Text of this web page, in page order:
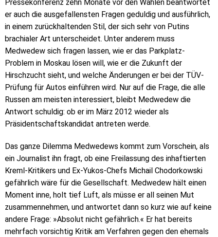
Pressekonferenz zehn Monate vor den Wahlen beantwortet
er auch die ausgefallensten Fragen geduldig und ausführlich,
in einem zurückhaltenden Stil, der sich sehr von Putins
brachialer Art unterscheidet. Unter anderem muss
Medwedew sich fragen lassen, wie er das Parkplatz-
Problem in Moskau lösen will, wie er die Zukunft der
Hirschzucht sieht, und welche Änderungen er bei der TÜV-
Prüfung für Autos einführen wird. Nur auf die Frage, die alle
Russen am meisten interessiert, bleibt Medwedew die
Antwort schuldig: ob er im März 2012 wieder als
Präsidentschaftskandidat antreten werde.
Das ganze Dilemma Medwedews kommt zum Vorschein, als
ein Journalist ihn fragt, ob eine Freilassung des inhaftierten
Kreml-Kritikers und Ex-Yukos-Chefs Michail Chodorkowski
gefährlich wäre für die Gesellschaft. Medwedew hält einen
Moment inne, holt tief Luft, als müsse er all seinen Mut
zusammennehmen, und antwortet dann so kurz wie auf keine
andere Frage: »Absolut nicht gefährlich.« Er hat bereits
mehrfach vorsichtig Kritik am Verfahren gegen den ehemals